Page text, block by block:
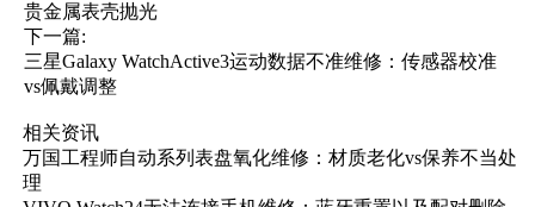
贵金属表壳抛光
下一篇:
三星Galaxy WatchActive3运动数据不准维修：传感器校准
vs佩戴调整
相关资讯
万国工程师自动系列表盘氧化维修：材质老化vs保养不当处
理